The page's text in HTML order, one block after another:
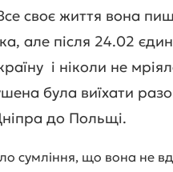
своє життя вона
але після 24.02
і ніколи не
була виїхати
до Польщі.
сумління, що вона не